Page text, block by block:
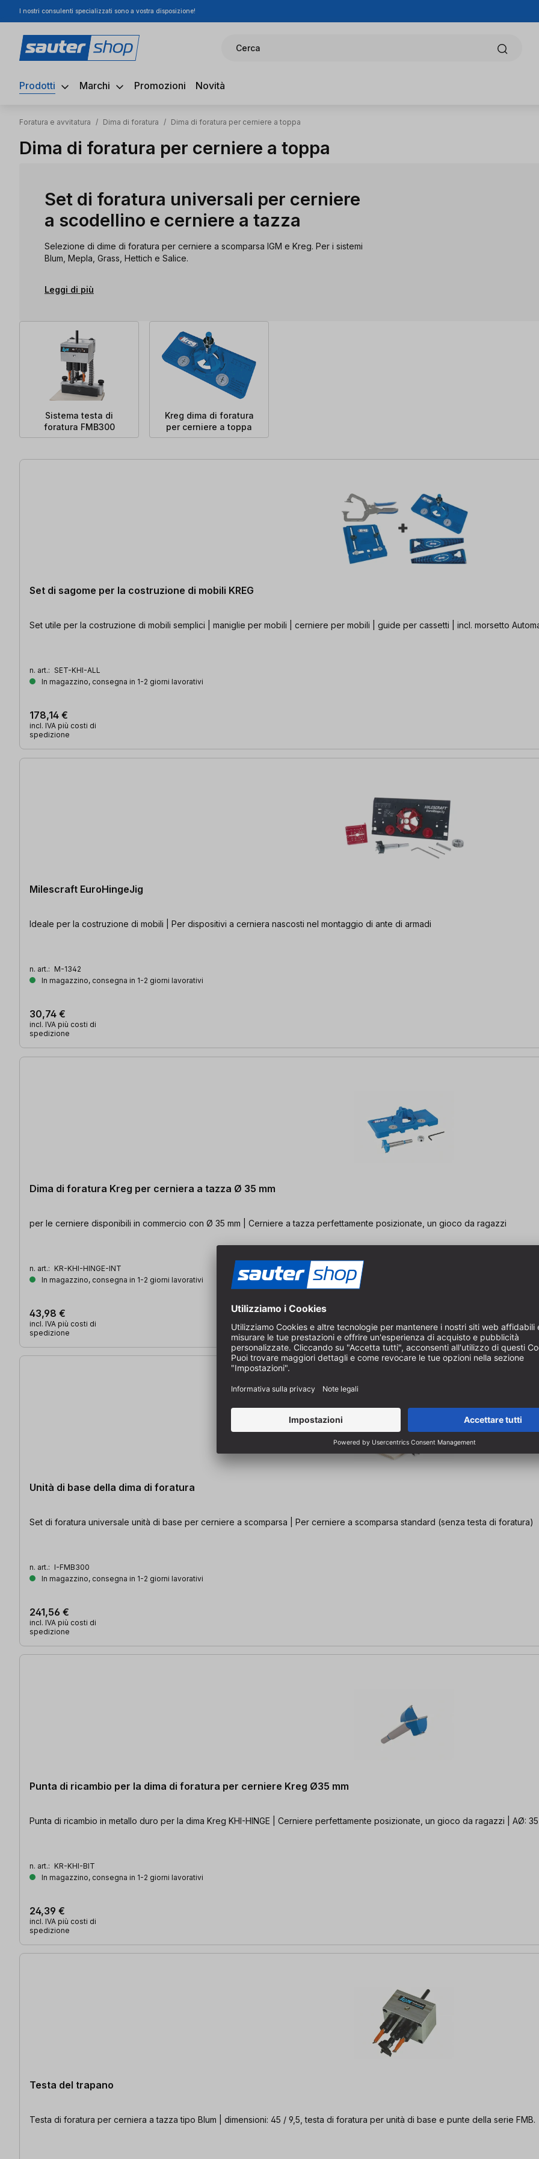
al contenuto principale
Salta alla ricerca
Passa alla navigazione principale
I nostri consulenti specializzati sono a vostra disposizione!
Cerca
Prodotti Marchi Promozioni Novità
Foratura e avvitatura / Dima di foratura / Dima di foratura per cerniere a toppa
Dima di foratura per cerniere a toppa
Set di foratura universali per cerniere
a scodellino e cerniere a tazza
Selezione di dime di foratura per cerniere a scomparsa IGM e Kreg. Per i sistemi
Blum, Mepla, Grass, Hettich e Salice.
Leggi di più
Sistema testa di
foratura FMB300
Kreg dima di foratura
per cerniere a toppa
15 articoli trovati
Set di sagome per la costruzione di mobili KREG
Set utile per la costruzione di mobili semplici | maniglie per mobili | cerniere per mobili | guide per cassetti | incl. morsetto
n. art.: SET-KHI-ALL
In magazzino, consegna in 1-2 giorni lavorativi
178,14 €
incl. IVA più costi di
spedizione
Milescraft EuroHingeJig
Ideale per la costruzione di mobili | Per dispositivi a cerniera nascosti nel montaggio di ante di armadi
n. art.: M-1342
In magazzino, consegna in 1-2 giorni lavorativi
30,74 €
incl. IVA più costi di
spedizione
Dima di foratura Kreg per cerniera a tazza Ø 35 mm
per le cerniere disponibili in commercio con Ø 35 mm | Cerniere a tazza perfettamente posizionate, un gioco da ragazzi
n. art.: KR-KHI-HINGE-INT
In magazzino, consegna in 1-2 giorni lavorativi
43,98 €
incl. IVA più costi di
spedizione
Unità di base della dima di foratura
Set di foratura universale unità di base per cerniere a scomparsa | Per cerniere a scomparsa standard (senza testa di foratura)
n. art.: I-FMB300
In magazzino, consegna in 1-2 giorni lavorativi
241,56 €
incl. IVA più costi di
spedizione
Punta di ricambio per la dima di foratura per cerniere Kreg Ø35 mm
Punta di ricambio in metallo duro per la dima Kreg KHI-HINGE | Cerniere perfettamente posizionate, un gioco da ragazzi | AØ: 35
n. art.: KR-KHI-BIT
In magazzino, consegna in 1-2 giorni lavorativi
24,39 €
incl. IVA più costi di
spedizione
Testa del trapano
Testa di foratura per cerniera a tazza tipo Blum | dimensioni: 45 / 9,5, testa di foratura per unità di base e punte della serie FMB.